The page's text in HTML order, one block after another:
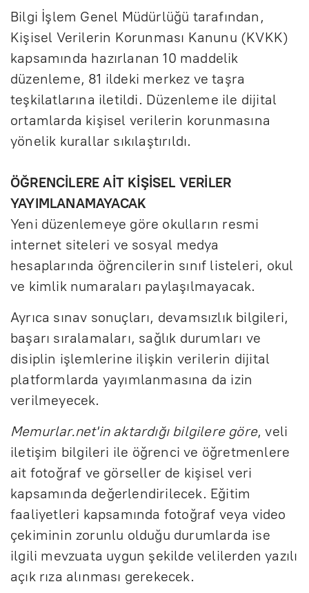
Bilgi İşlem Genel Müdürlüğü tarafından,
Kişisel Verilerin Korunması Kanunu (KVKK)
kapsamında hazırlanan 10 maddelik
düzenleme, 81 ildeki merkez ve taşra
teşkilatlarına iletildi. Düzenleme ile dijital
ortamlarda kişisel verilerin korunmasına
yönelik kurallar sıkılaştırıldı.
ÖĞRENCİLERE AİT KİŞİSEL VERİLER
YAYIMLANAMAYACAK
Yeni düzenlemeye göre okulların resmi
internet siteleri ve sosyal medya
hesaplarında öğrencilerin sınıf listeleri, okul
ve kimlik numaraları paylaşılmayacak.
Ayrıca sınav sonuçları, devamsızlık bilgileri,
başarı sıralamaları, sağlık durumları ve
disiplin işlemlerine ilişkin verilerin dijital
platformlarda yayımlanmasına da izin
verilmeyecek.
Memurlar.net'in aktardığı bilgilere göre, veli
iletişim bilgileri ile öğrenci ve öğretmenlere
ait fotoğraf ve görseller de kişisel veri
kapsamında değerlendirilecek. Eğitim
faaliyetleri kapsamında fotoğraf veya video
çekiminin zorunlu olduğu durumlarda ise
ilgili mevzuata uygun şekilde velilerden yazılı
açık rıza alınması gerekecek.